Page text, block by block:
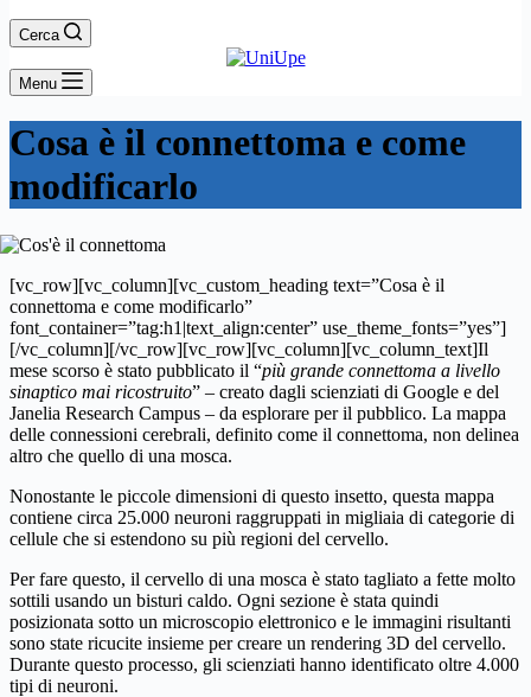
Cerca
Menu
Cosa è il connettoma e come
modificarlo
[vc_row][vc_column][vc_custom_heading text=”Cosa è il
connettoma e come modificarlo”
font_container=”tag:h1|text_align:center” use_theme_fonts=”yes”]
[/vc_column][/vc_row][vc_row][vc_column][vc_column_text]Il
mese scorso è stato pubblicato il “più grande connettoma a livello
sinaptico mai ricostruito” – creato dagli scienziati di Google e del
Janelia Research Campus – da esplorare per il pubblico. La mappa
delle connessioni cerebrali, definito come il connettoma, non delinea
altro che quello di una mosca.
Nonostante le piccole dimensioni di questo insetto, questa mappa
contiene circa 25.000 neuroni raggruppati in migliaia di categorie di
cellule che si estendono su più regioni del cervello.
Per fare questo, il cervello di una mosca è stato tagliato a fette molto
sottili usando un bisturi caldo. Ogni sezione è stata quindi
posizionata sotto un microscopio elettronico e le immagini risultanti
sono state ricucite insieme per creare un rendering 3D del cervello.
Durante questo processo, gli scienziati hanno identificato oltre 4.000
tipi di neuroni.